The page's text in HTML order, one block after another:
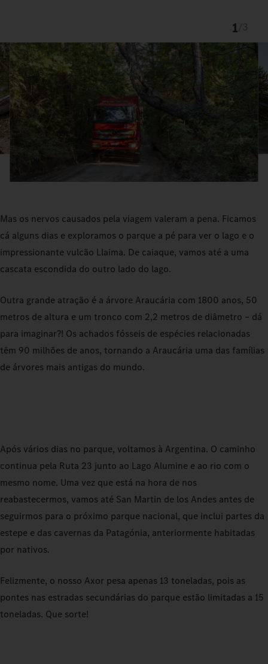
1
Mas os nervos causados pela viagem valeram a pena. Ficamos
cá alguns dias e exploramos o parque a pé para ver o lago e o
impressionante vulcão Llaima. De caiaque, vamos até a uma
cascata escondida do outro lado do lago.
Outra grande atração é a árvore Araucária com 1800 anos, 50
metros de altura e um tronco com 2,2 metros de diâmetro – dá
para imaginar?! Os achados fósseis de espécies relacionadas
têm 90 milhões de anos, tornando a Araucária uma das famílias
de árvores mais antigas do mundo.
Após vários dias no parque, voltamos à Argentina. O caminho
continua pela Ruta 23 junto ao Lago Alumine e ao rio com o
mesmo nome. Uma vez que está na hora de nos
reabastecermos, vamos até San Martin de los Andes antes de
seguirmos para o próximo parque nacional, que inclui partes da
estepe e das cavernas da Patagónia, anteriormente habitadas
por nativos.
Felizmente, o nosso Axor pesa apenas 13 toneladas, pois as
pontes nas estradas secundárias do parque estão limitadas a 15
toneladas. Que sorte!